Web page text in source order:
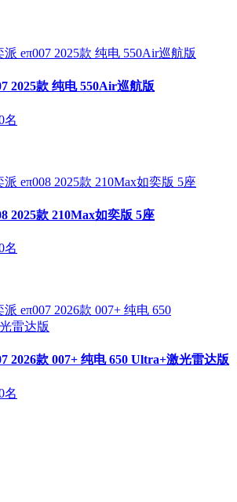
2025款 纯电 550Air巡航版
名
2025款 210Max如奕版 5座
名
2026款 007+ 纯电 650 Ultra+激光雷达版
名